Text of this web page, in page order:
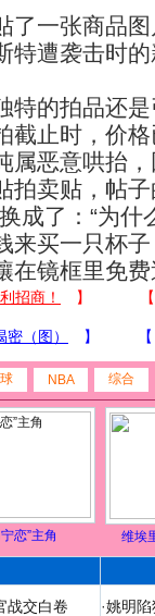
了一张商品
特遭袭击时
的拍品还是
截止时，价
属恶意哄抬
拍卖贴，帖
成了：“为
来买一只杯
在镜框里免
NBA 综合
恋”主角 维埃
战交白卷
·姚明